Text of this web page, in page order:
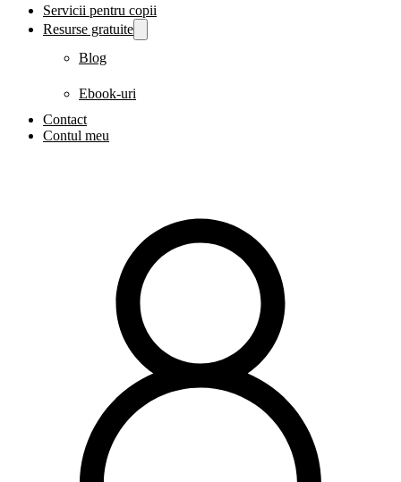
Servicii pentru copii
Resurse gratuite
Blog
Ebook-uri
Contact
Contul meu